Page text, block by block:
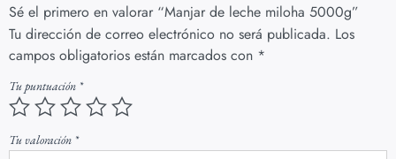
Sé el primero en valorar “Manjar de leche miloha 5000g”
Tu dirección de correo electrónico no será publicada. Los
campos obligatorios están marcados con *
Tu puntuación *
Tu valoración *